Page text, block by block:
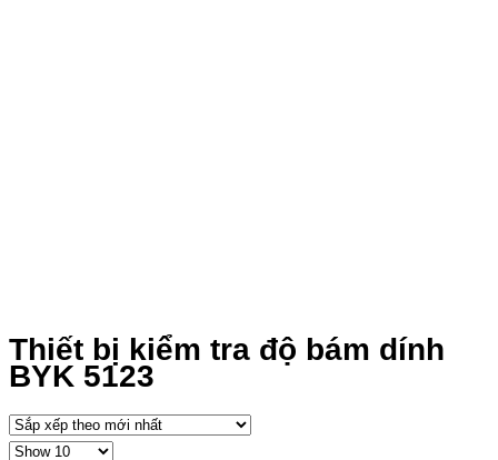
Thiết bị kiểm tra độ bám dính
BYK 5123